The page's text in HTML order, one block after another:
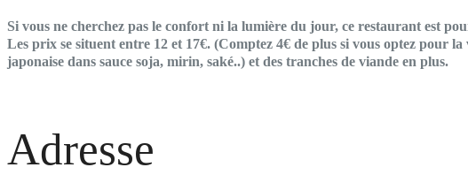
Si vous ne cherchez pas le confort ni la lumière du jour, ce restaurant est
Les prix se situent entre 12 et 17€. (Comptez 4€ de plus si vous optez pour
japonaise dans sauce soja, mirin, saké..) et des tranches de viande en plus.
Adresse